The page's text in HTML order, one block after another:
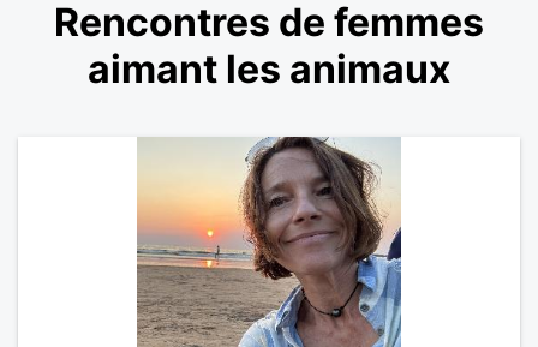
Rencontres de femmes
aimant les animaux